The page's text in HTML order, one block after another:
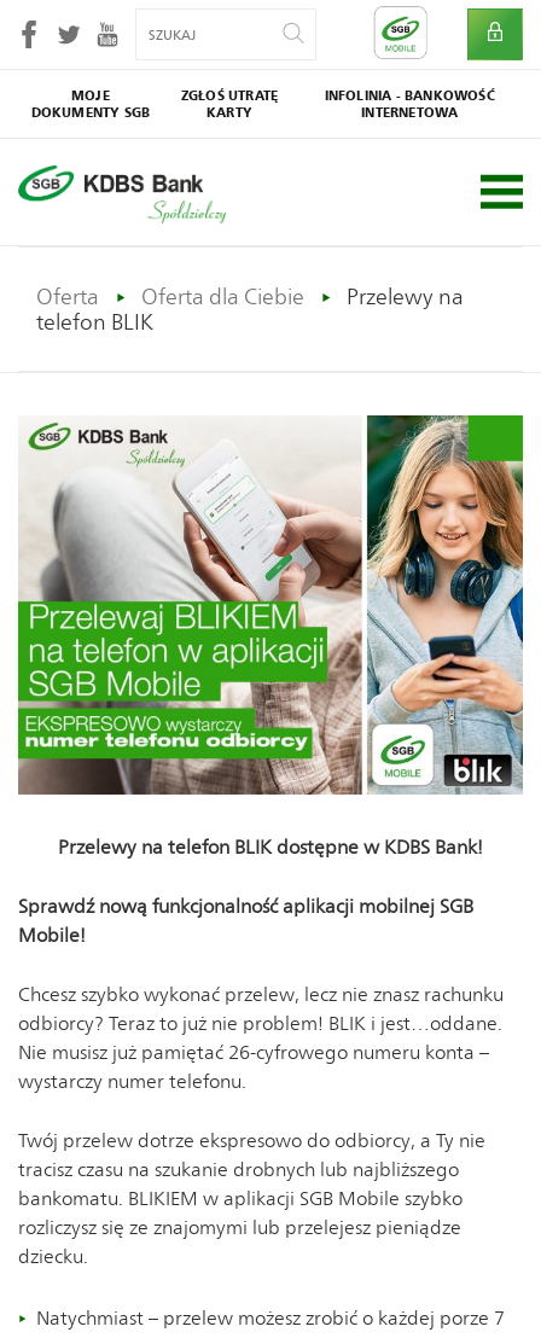
MOJE
DOKUMENTY SGB
ZGŁOŚ UTRATĘ
KARTY
INFOLINIA - BANKOWOŚĆ
INTERNETOWA
Oferta Oferta dla Ciebie
Przelewy na
telefon BLIK
Przelewy na telefon BLIK dostępne w KDBS Bank!
Sprawdź nową funkcjonalność aplikacji mobilnej SGB
Mobile!
Chcesz szybko wykonać przelew, lecz nie znasz rachunku
odbiorcy? Teraz to już nie problem! BLIK i jest…oddane.
Nie musisz już pamiętać 26-cyfrowego numeru konta –
wystarczy numer telefonu.
Twój przelew dotrze ekspresowo do odbiorcy, a Ty nie
tracisz czasu na szukanie drobnych lub najbliższego
bankomatu. BLIKIEM w aplikacji SGB Mobile szybko
rozliczysz się ze znajomymi lub przelejesz pieniądze
dziecku.
Natychmiast – przelew możesz zrobić o każdej porze 7